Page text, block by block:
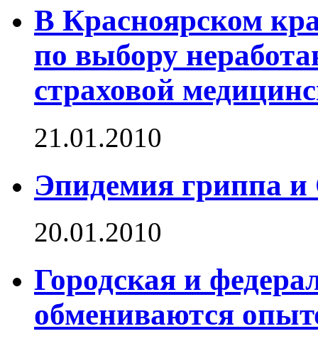
В Красноярском
по выбору
страховой
21.01.2010
Эпидемия гриппа
20.01.2010
Городская и
обмениваются